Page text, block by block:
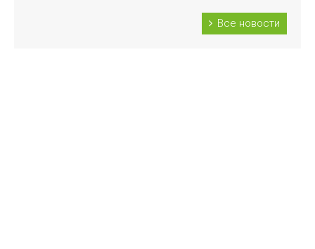
Все новости